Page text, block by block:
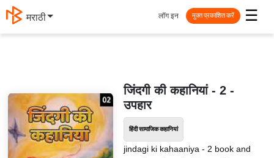
मराठी ☰
लॉग इन मुक्त प्रकाशित करें
जिंदगी की कहानियां - 2 -
उपहार
हिंदी सामाजिक कहानियां
jindagi ki kahaaniya - 2 book and